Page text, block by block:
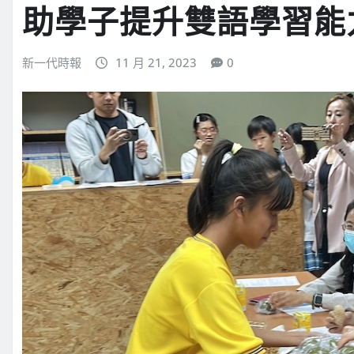
助學子提升雙語學習
新一代時報 11 月 21, 2023 0